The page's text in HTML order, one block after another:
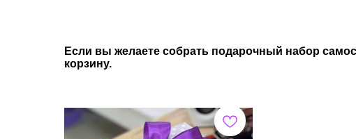
Если вы желаете собрать подарочный набор
корзину.